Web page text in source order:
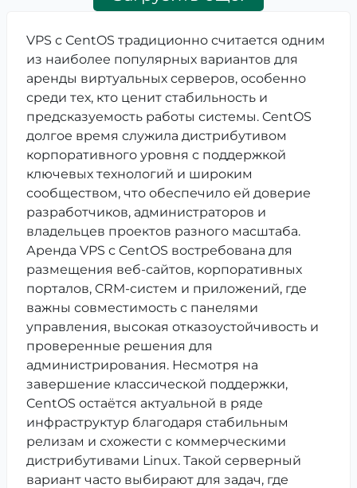
VPS с CentOS традиционно считается одним
из наиболее популярных вариантов для
аренды виртуальных серверов, особенно
среди тех, кто ценит стабильность и
предсказуемость работы системы. CentOS
долгое время служила дистрибутивом
корпоративного уровня с поддержкой
ключевых технологий и широким
сообществом, что обеспечило ей доверие
разработчиков, администраторов и
владельцев проектов разного масштаба.
Аренда VPS с CentOS востребована для
размещения веб-сайтов, корпоративных
порталов, CRM-систем и приложений, где
важны совместимость с панелями
управления, высокая отказоустойчивость и
проверенные решения для
администрирования. Несмотря на
завершение классической поддержки,
CentOS остаётся актуальной в ряде
инфраструктур благодаря стабильным
релизам и схожести с коммерческими
дистрибутивами Linux. Такой серверный
вариант часто выбирают для задач, где